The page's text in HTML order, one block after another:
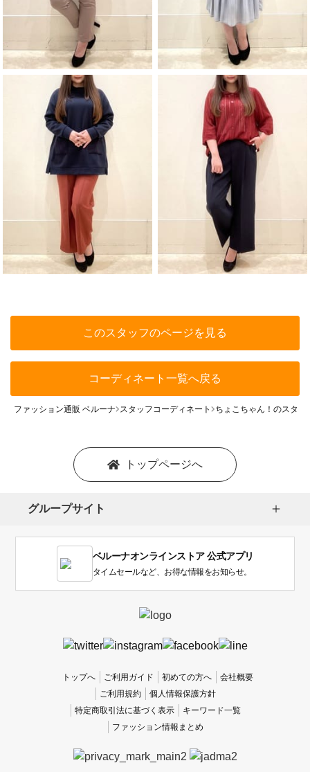
このスタッフのページを見る
コーディネート一覧へ戻る
ファッション通販 ベルーナ スタッフコーディネート ちょこちゃん！のスタッ
トップページへ
グループサイト
ベルーナオンラインストア 公式アプリ
タイムセールなど、お得な情報をお知らせ。
トップへ ご利用ガイド 初めての方へ
会社概要
ご利用規約
個人情報保護方針
特定商取引法に基づく表示
キーワード一覧
ファッション情報まとめ